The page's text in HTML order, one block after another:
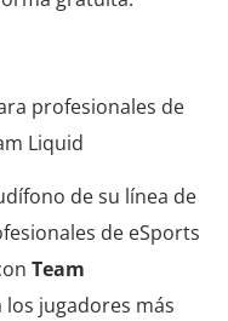
profesionales de
Liquid
de su línea de
de eSports
Team
jugadores más